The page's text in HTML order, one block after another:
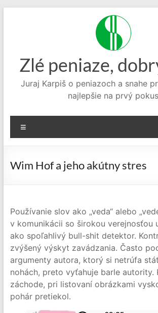
Zlé peniaze,
Juraj Karpiš o peniazoch a snahe
najlepšie na prvý pokus
Wim Hof a jeho akútny stres
Používanie slov ako „veda“ alebo
v komunikácii so širokou verejnosťou
ako spoľahlivý bull-shit detektor.
zvýšený výskyt zavádzania. Často
argumenty autora, ktorý si netrúfa
nohách, preto vyťahuje barle autority.
záchode, pri listovaní obrázkami
pohár pretiekol.